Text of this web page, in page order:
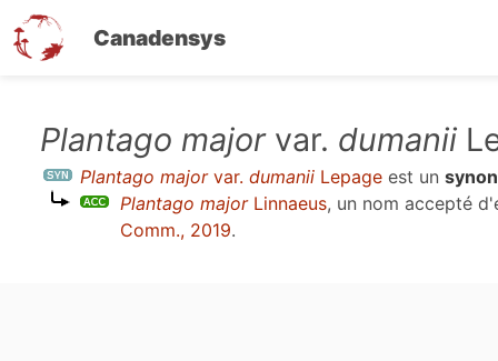
Canadensys
contenu
principal
Plantago majorvar. dumanii
Plantago majorvar. dumanii Lepage est un
Plantago majorLinnaeus, un nom accepté
Comm., 2019.